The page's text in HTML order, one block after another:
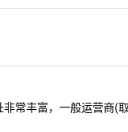
常丰富，一般运营商(